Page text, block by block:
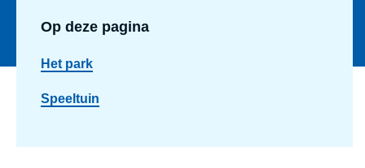
Op deze pagina
Het park
Speeltuin